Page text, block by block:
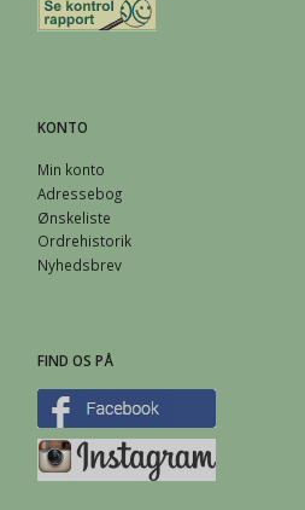
KONTO
Min konto
Adressebog
Ønskeliste
Ordrehistorik
Nyhedsbrev
FIND OS PÅ